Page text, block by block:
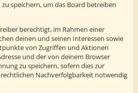
speichern, um das Board betreiben
berechtigt, im Rahmen einer
deinen und seinen Interessen sowie
von Zugriffen und Aktionen
und der von deinem Browser
zu speichern, sofern dies zur
Nachverfolgbarkeit notwendig